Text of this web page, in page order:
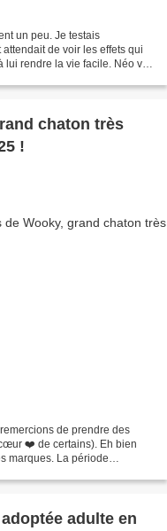
un peu. Je testais
de voir les effets qui
rendre la vie facile. Néo vit
chaton très
!
de prendre des
❤️ de certains). Eh bien
marques. La période
adulte en